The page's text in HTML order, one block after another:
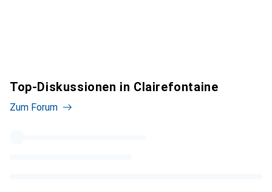
Top-Diskussionen in Clairefontaine
Zum Forum